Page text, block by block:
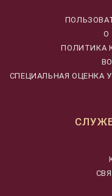
О
ПОЛИТИКА
CПЕЦИАЛЬНАЯ ОЦЕНКА